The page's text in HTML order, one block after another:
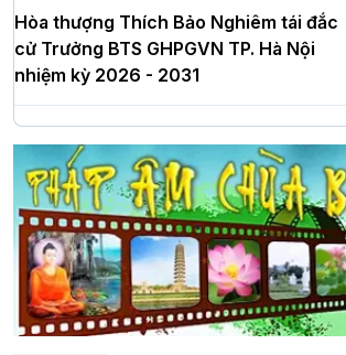
Hòa thượng Thích Bảo Nghiêm tái đắc
cử Trưởng BTS GHPGVN TP. Hà Nội
nhiệm kỳ 2026 - 2031
Hà Nội: Long trọng lễ khởi công xây
dựng Trung tâm văn hóa Phật giáo Thủ
đô
Hà Nội: Ngày tu học cuối cùng khép lại
khóa sinh hoạt Phật pháp mùa hè lần
thứ XIV tại chùa Bằng